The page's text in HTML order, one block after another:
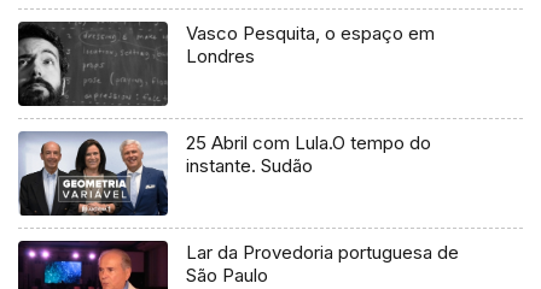
Vasco Pesquita, o espaço em
Londres
25 Abril com Lula.O tempo do
instante. Sudão
Lar da Provedoria portuguesa de
São Paulo